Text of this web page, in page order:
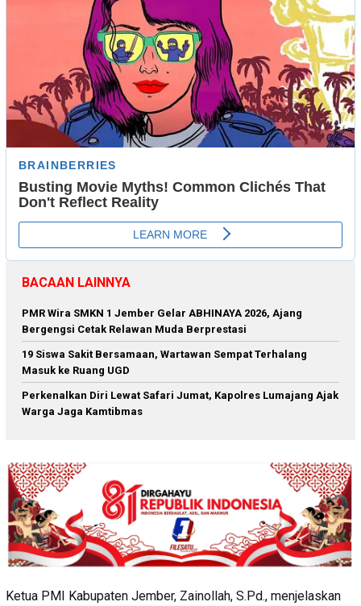
BACAAN LAINNYA
PMR Wira SMKN 1 Jember Gelar ABHINAYA 2026, Ajang
Bergengsi Cetak Relawan Muda Berprestasi
19 Siswa Sakit Bersamaan, Wartawan Sempat Terhalang
Masuk ke Ruang UGD
Perkenalkan Diri Lewat Safari Jumat, Kapolres Lumajang Ajak
Warga Jaga Kamtibmas
Ketua PMI Kabupaten Jember, Zainollah, S.Pd., menjelaskan